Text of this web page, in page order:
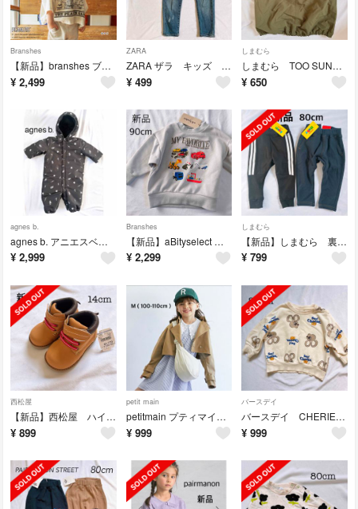
Branshes
【新品】branshes ブランシェス ピーナッツ75周年 7分袖Tシャツ
¥ 2,499
ZARA
ZARA ザラ キッズ ダメージデニム 116cm
¥ 499
しまむら
しまむら TOO SUNDAY とうくん バルーンカーゴスカート 110cm
¥ 650
agnes b.
agnes b. アニエスベー ベビー アウター 赤ちゃん 総柄
¥ 2,999
Branshes
【新品】aBityselect アビティセレクト 裏毛トレーナー 90cm 新作
¥ 2,299
しまむら
【新品】しまむら 裏起毛パンツ 2点セット 80cm 長ズボン
¥ 799
西松屋
【新品】西松屋 ハイカット スニーカー シューズ 靴 ブーツ 14cm
¥ 899
petit main
petitmain プティマイン ショートトレンチコート 100cm 110cm
¥ 999
バースデイ
バースデイ CHERIER シェリール 裏毛トレーナー 80cm ネズミ 総柄
¥ 999